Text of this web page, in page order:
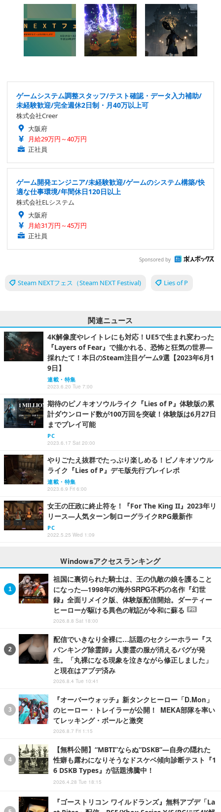
ゲームシステム調整スタッフ/テスト確認・データ入力補助/
未経験歓迎/完全週休2日制・月40万以上可
株式会社Creer
大阪府
月給29万円～40万円
正社員
ゲーム開発エンジニア/未経験歓迎/ゲームのシステム構築/快
適な仕事環境/年間休日120日以上
株式会社ELシステム
大阪府
月給31万円～45万円
正社員
Sponsored by
Steam NEXTフェス（Steam NEXT Festival) Lies of P
関連ニュース
4K解像度やレイトレにも対応！UE5で生まれ変わった
『Layers of Fear』で描かれる、恐怖と狂気の世界―
採れたて！本日のSteam注目ゲーム9選【2023年6月1
9日】
連載・特集
2023.6.20 Tue 7:00
期待のピノキオソウルライク『Lies of P』体験版の累
計ダウンロード数が100万回を突破！体験版は6月27日
までプレイ可能
PC
2023.6.17 Sat 20:00
やりごたえ抜群でたっぷり楽しめる！ピノキオソウル
ライク『Lies of P』デモ版先行プレイレポ
連載・特集
2023.6.9 Fri 6:00
女王の圧政に終止符を！『For The King II』2023年リ
リース―人気ターン制ローグライクRPG最新作
PC
2022.5.25 Wed 1:09
Windowsアクセスランキング
祖国に裏切られた騎士は、王の仇敵の娘を護ること
になった―1998年の海外SRPG不朽の名作『幻世
録』全面リメイク版、体験版配信開始。ダーティー
ヒーローが駆ける異色の戦記が令和に蘇る
PR
2026.8.8 Sat 18:00
配信でいきなり全裸に…話題のセクシーホラー『ス
パンキング除霊師』人妻霊の服が消えるバグが発
生。「丸裸になる現象を泣きながら修正しました」
と現在はアプデ済み
2026.8.4 Tue 10:41
『オーバーウォッチ』新タンクヒーロー「D.Mon」
のヒーロー・トレイラーが公開！ MEKA部隊を率い
てレッキング・ボールと激突
2026.8.7 Fri 1:15
【無料公開】“MBTI”ならぬ“DSKB”―自身の隠れた
性癖も露わになりそうなドスケベ傾向診断テスト『1
6 DSKB Types』が話題沸騰中！
2026.4.28 Tue 18:15
『ゴーストリコン ワイルドランズ』無料アプデ「La